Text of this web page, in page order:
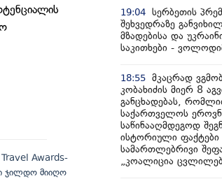
Travel Awards-
ჯილდო მიიღო
19:04 სერბეთის
შეხვედრაზე
მზადებისა და
საკითხები -
18:55 მკაცრად
კობახიძის მიერ 8
განცხადებას,
საქართველოს
საწინააღმდეგოდ
ისტორიული ფაქტები
სამართლებრივი
„კოალიცია